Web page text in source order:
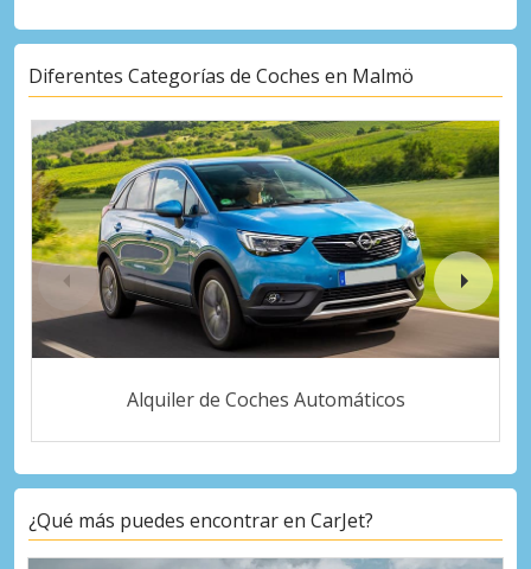
Diferentes Categorías de Coches en Malmö
Alquiler de Coches Automáticos
¿Qué más puedes encontrar en CarJet?